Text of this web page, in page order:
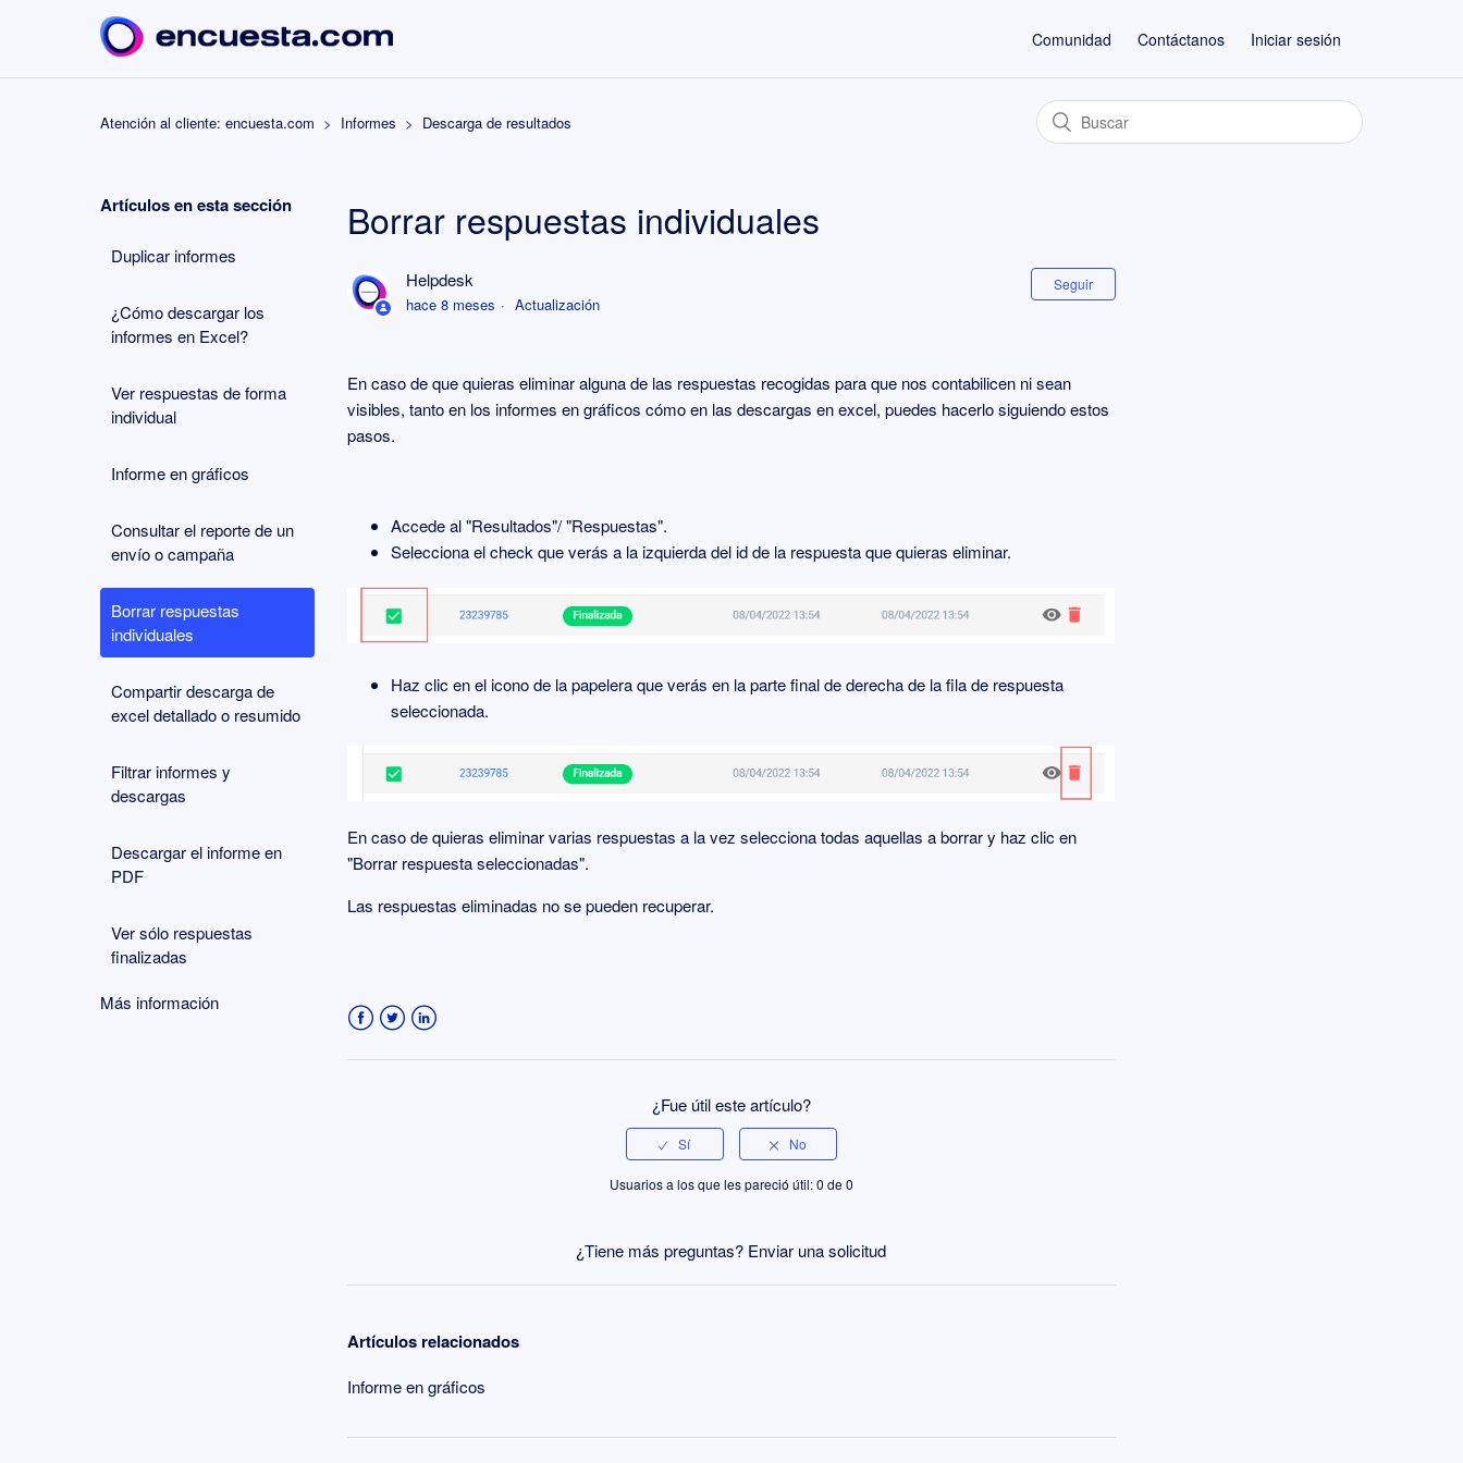
Comunidad Contáctanos Iniciar sesión
Atención al cliente: encuesta.com Informes Descarga de resultados
Artículos en esta sección
Duplicar informes
¿Cómo descargar los
informes en Excel?
Ver respuestas de forma
individual
Informe en gráficos
Consultar el reporte de un
envío o campaña
Borrar respuestas
individuales
Compartir descarga de
excel detallado o resumido
Filtrar informes y
descargas
Descargar el informe en
PDF
Ver sólo respuestas
finalizadas
Más información
Borrar respuestas individuales
Helpdesk
hace 8 meses Actualización
Seguir
En caso de que quieras eliminar alguna de las respuestas recogidas para que nos contabilicen ni sean
visibles, tanto en los informes en gráficos cómo en las descargas en excel, puedes hacerlo siguiendo estos
pasos.
Accede al "Resultados"/ "Respuestas".
Selecciona el check que verás a la izquierda del id de la respuesta que quieras eliminar.
Haz clic en el icono de la papelera que verás en la parte final de derecha de la fila de respuesta
seleccionada.
En caso de quieras eliminar varias respuestas a la vez selecciona todas aquellas a borrar y haz clic en
"Borrar respuesta seleccionadas".
Las respuestas eliminadas no se pueden recuperar.
¿Fue útil este artículo?
Usuarios a los que les pareció útil: 0 de 0
¿Tiene más preguntas? Enviar una solicitud
Artículos relacionados
Informe en gráficos